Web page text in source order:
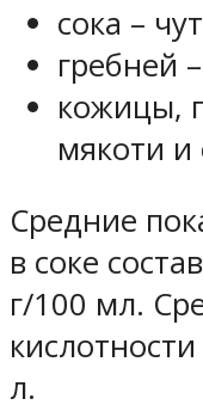
сока –
гребней
кожицы,
мякоти и
Средние
в соке
г/100 мл.
л.